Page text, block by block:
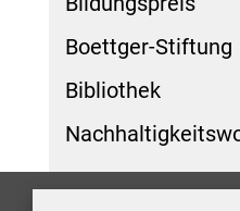
Boettger-Stiftung
Bibliothek